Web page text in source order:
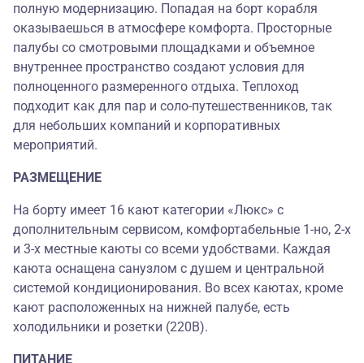
полную модернизацию. Попадая на борт корабля
оказываешься в атмосфере комфорта. Просторные
палубы со смотровыми площадками и объемное
внутреннее пространство создают условия для
полноценного размеренного отдыха. Теплоход
подходит как для пар и соло-путешественников, так
для небольших компаний и корпоративных
мероприятий.
РАЗМЕЩЕНИЕ
На борту имеет 16 кают категории «Люкс» с
дополнительным сервисом, комфортабельные 1-но, 2-х
и 3-х местные каюты со всеми удобствами. Каждая
каюта оснащена санузлом с душем и центральной
системой кондиционирования. Во всех каютах, кроме
кают расположенных на нижней палубе, есть
холодильники и розетки (220В).
ПИТАНИЕ